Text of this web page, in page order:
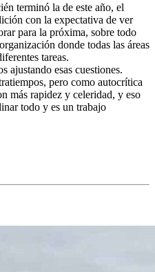
terminó la de este año, el
con la expectativa de ver
para la próxima, sobre todo
donde todas las áreas
tareas.
ajustando esas cuestiones.
pero como autocrítica
más rapidez y celeridad, y eso
todo y es un trabajo